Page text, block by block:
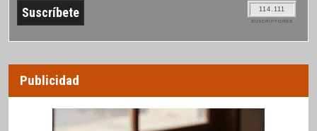
114.111
SUSCRIPTORES
Publicidad